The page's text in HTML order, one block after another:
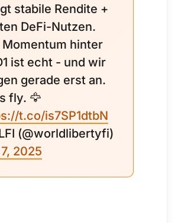
stabile Rendite +
DeFi-Nutzen.
Momentum hinter
ist echt - und wir
gerade erst an.
fly. 🦅
t.co/is7SP1dtbN
(@worldlibertyfi)
2025